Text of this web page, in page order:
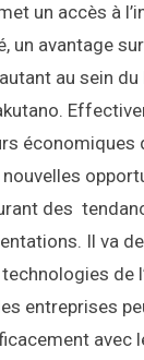
un accès à
un avantage
au sein du
économiques
des
Il va
de
entreprises
avec